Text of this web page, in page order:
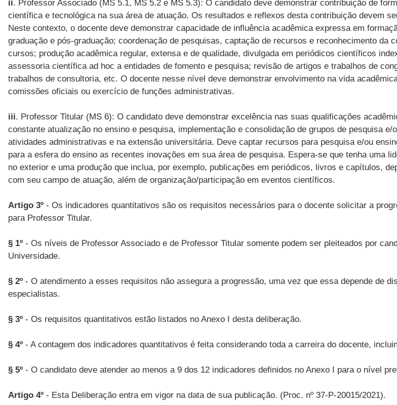
ii. Professor Associado (MS 5.1, MS 5.2 e MS 5.3): O candidato deve demonstrar contribuição de
científica e tecnológica na sua área de atuação. Os resultados e reflexos desta contribuição devem
Neste contexto, o docente deve demonstrar capacidade de influência acadêmica expressa em
graduação e pós-graduação; coordenação de pesquisas, captação de recursos e reconhecimento da
cursos; produção acadêmica regular, extensa e de qualidade, divulgada em periódicos científicos
assessoria científica ad hoc a entidades de fomento e pesquisa; revisão de artigos e trabalhos de
trabalhos de consultoria, etc. O docente nesse nível deve demonstrar envolvimento na vida
comissões oficiais ou exercício de funções administrativas.
iii. Professor Titular (MS 6): O candidato deve demonstrar excelência nas suas qualificações
constante atualização no ensino e pesquisa, implementação e consolidação de grupos de pesquisa
atividades administrativas e na extensão universitária. Deve captar recursos para pesquisa e/ou
para a esfera do ensino as recentes inovações em sua área de pesquisa. Espera-se que tenha uma
no exterior e uma produção que inclua, por exemplo, publicações em periódicos, livros e capítulos,
com seu campo de atuação, além de organização/participação em eventos científicos.
Artigo 3º - Os indicadores quantitativos são os requisitos necessários para o docente solicitar a
para Professor Titular.
§ 1º - Os níveis de Professor Associado e de Professor Titular somente podem ser pleiteados por
Universidade.
§ 2º - O atendimento a esses requisitos não assegura a progressão, uma vez que essa depende de
especialistas.
§ 3º - Os requisitos quantitativos estão listados no Anexo I desta deliberação.
§ 4º - A contagem dos indicadores quantitativos é feita considerando toda a carreira do docente,
§ 5º - O candidato deve atender ao menos a 9 dos 12 indicadores definidos no Anexo I para o nível
Artigo 4º - Esta Deliberação entra em vigor na data de sua publicação. (Proc. nº 37-P-20015/2021).